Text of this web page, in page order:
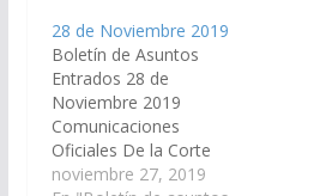
a las Cámaras
Legislativas a Sesiones
Extraordinarias, para el
tratamiento del
Proyecto de Ley que
aprueba el Consenso
Fiscal 2.018, suscripto
28 de Noviembre 2019
Boletín de Asuntos
Entrados 28 de
Noviembre 2019
Comunicaciones
Oficiales De la Corte
de Justicia de Salta,
noviembre 27, 2019